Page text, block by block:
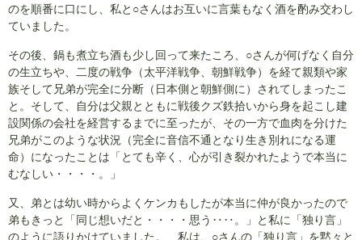
のを順番に口にし、私と○さんはお互いに言葉もなく酒を酌み交わし
ていました。
その後、鍋も煮立ち酒も少し回って来たころ、○さんが何げなく自分
の生立ちや、二度の戦争（太平洋戦争、朝鮮戦争）を経て親類や家
族そして兄弟が完全に分断（日本側と朝鮮側に）されてしまったこ
と。そして、自分は父親とともに戦後クズ鉄拾いから身を起こし建
設関係の会社を経営するまでに至ったが、その一方で血肉を分けた
兄弟がこのような状況（完全に音信不通となり生き別れになる運
命）になったことは「とても辛く、心が引き裂かれたようで本当に
むなしい・・・・。」
又、弟とは幼い時からよくケンカもしたが本当に仲が良かったので
弟もきっと「同じ想いだと・・・・思う‥‥。」と私に「独り言」
のように語りかけていました。 私は、○さんの「独り言」を黙々と